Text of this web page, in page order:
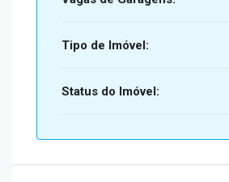
Tipo de Imóvel:
Status do Imóvel: